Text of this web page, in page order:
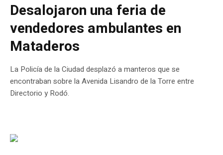
Desalojaron una feria de
vendedores ambulantes en
Mataderos
La Policía de la Ciudad desplazó a manteros que se
encontraban sobre la Avenida Lisandro de la Torre entre
Directorio y Rodó.